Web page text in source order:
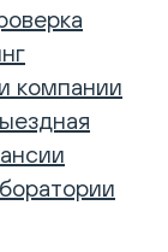
компании